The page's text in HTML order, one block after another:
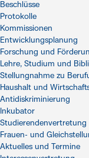
Beschlüsse
Protokolle
Kommissionen
Entwicklungsplanung
Forschung und
Lehre, Studium und
Stellungnahme zu
Haushalt und
Antidiskriminierung
Inkubator
Studierendenvertretung
Frauen- und
Aktuelles und Termine